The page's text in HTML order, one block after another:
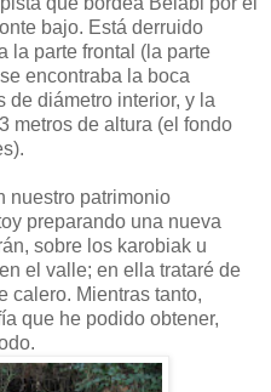
bajo. Está derruido
la parte frontal (la parte
encontraba la boca
de diámetro interior, y la
metros de altura (el fondo
nuestro patrimonio
preparando una nueva
sobre los karobiak u
el valle; en ella trataré de
calero. Mientras tanto,
que he podido obtener,